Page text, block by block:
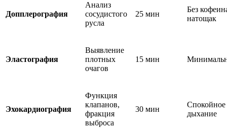
Допплерография
Анализ
сосудистого
русла
25 мин
Без
натощак
Эластография
Выявление
плотных
очагов
15 мин
Эхокардиография
Функция
клапанов,
фракция
выброса
30 мин
Спокойное
дыхание